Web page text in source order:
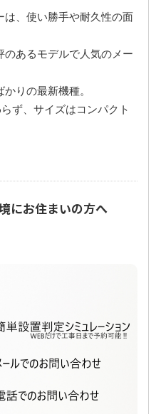
は、使い勝手や耐久性の面
あるモデルで人気のメー
りの最新機種。
ず、サイズはコンパクト
にお住まいの方へ